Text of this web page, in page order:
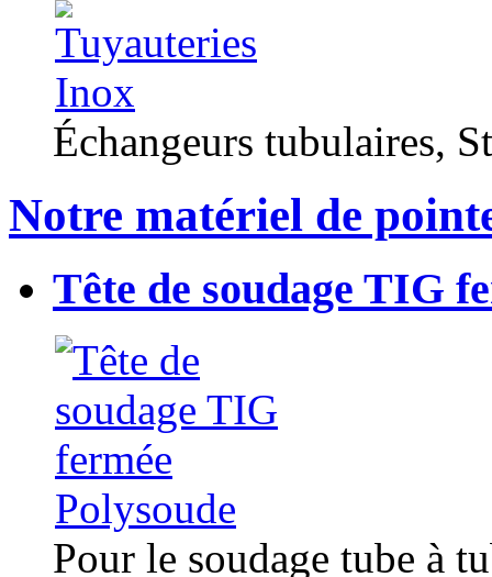
Échangeurs tubulaires,
Notre matériel de
Tête de soudage TIG
Pour le soudage tube à